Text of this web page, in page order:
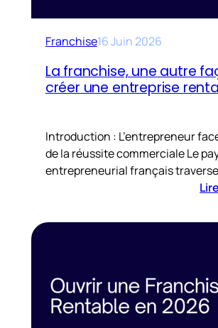
Franchise16 Juin 2026
La franchise, une autre
créer une entreprise
Introduction : L’entrepreneur
de la réussite commerciale Le
entrepreneurial français